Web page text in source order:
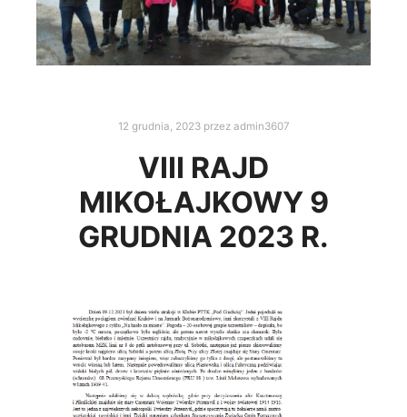
12 grudnia, 2023przez admin3607
VIII RAJD
MIKOŁAJKOWY 9
GRUDNIA 2023 R.